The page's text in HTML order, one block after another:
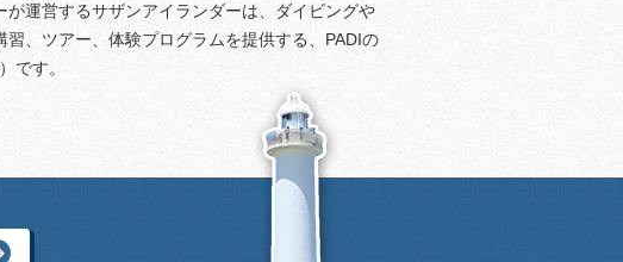
が運営するサザンアイランダーは、ダイビングや
習、ツアー、体験プログラムを提供する、PADIの
です。